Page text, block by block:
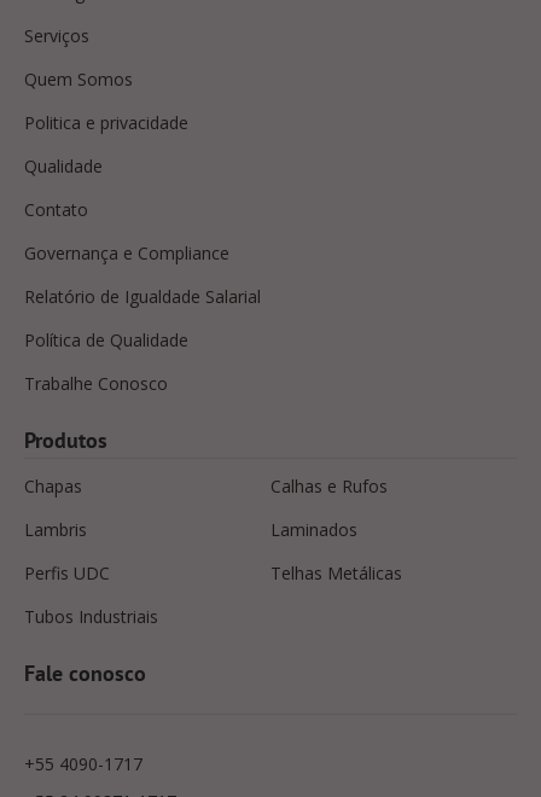
Serviços
Quem Somos
Politica e privacidade
Qualidade
Contato
Governança e Compliance
Relatório de Igualdade Salarial
Política de Qualidade
Trabalhe Conosco
Produtos
Chapas
Calhas e Rufos
Lambris
Laminados
Perfis UDC
Telhas Metálicas
Tubos Industriais
Fale conosco
+55 4090-1717